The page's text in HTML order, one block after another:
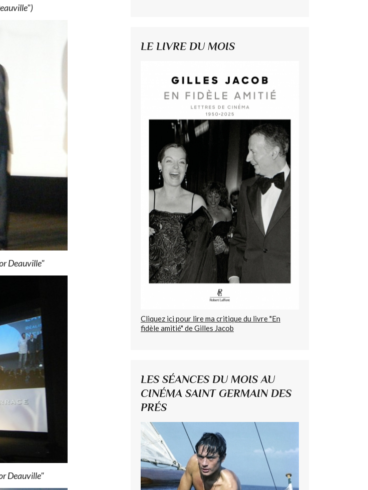
Deauville"
Deauville"
LE LIVRE DU MOIS
Cliquez ici pour lire ma critique du livre "En
fidèle amitié" de Gilles Jacob
LES SÉANCES DU MOIS AU
CINÉMA SAINT GERMAIN DES
PRÉS